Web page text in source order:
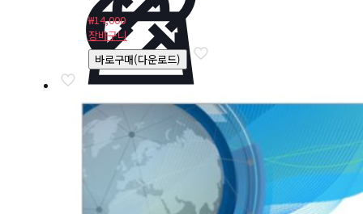
₩14,000
장바구니
바로구매(다운로드)